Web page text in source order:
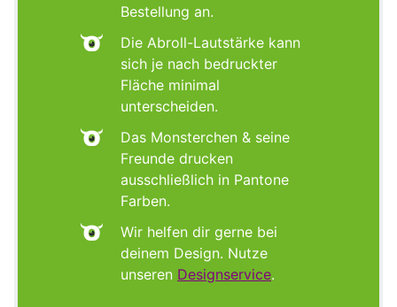
Bestellung an.
Die Abroll-Lautstärke kann
sich je nach bedruckter
Fläche minimal
unterscheiden.
Das Monsterchen & seine
Freunde drucken
ausschließlich in Pantone
Farben.
Wir helfen dir gerne bei
deinem Design. Nutze
unseren Designservice.